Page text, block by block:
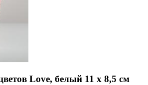
Love, белый 11 х 8,5 см